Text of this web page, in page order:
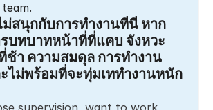
สนุกกับการทำงานที่นี่ หาก
บทบาทหน้าที่ที่แคบ จังหวะ
ช้า ความสมดุล การทำงาน
ไม่พร้อมที่จะทุ่มเททำงานหนัก
supervision, want to work